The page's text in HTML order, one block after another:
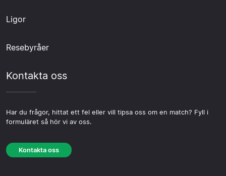
Ligor
Resebyråer
Kontakta oss
Har du frågor, hittat ett fel eller vill tipsa oss om en match? Fyll i
formuläret så hör vi av oss.
Kontakta oss